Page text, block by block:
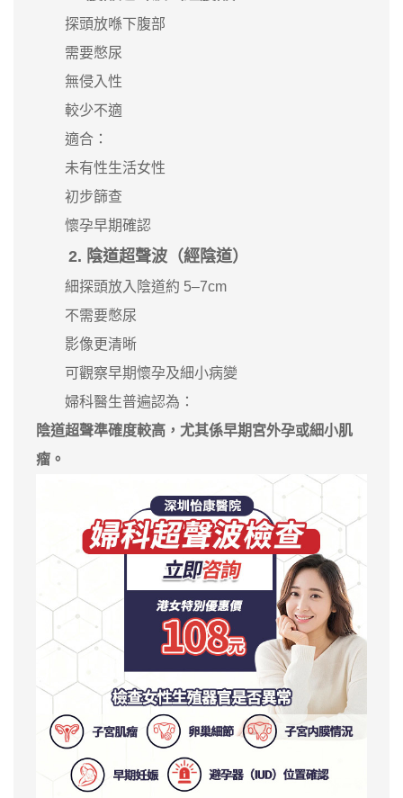
探頭放喺下腹部
需要憋尿
無侵入性
較少不適
適合：
未有性生活女性
初步篩查
懷孕早期確認
2. 陰道超聲波（經陰道）
細探頭放入陰道約 5–7cm
不需要憋尿
影像更清晰
可觀察早期懷孕及細小病變
婦科醫生普遍認為：
陰道超聲準確度較高，尤其係早期宮外孕或細小肌
瘤。